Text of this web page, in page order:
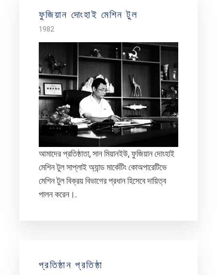
ফুজিয়ান দোংহাই মেশিন টুল
1982
আমাদের প্রতিষ্ঠাতা, সান মিয়ানইউ, ফুজিয়ান দোংহাই
মেশিন টুল সাপ্লাই অ্যান্ড মার্কেটিং কোঅপারেটিভে
মেশিন টুল বিক্রয় বিভাগের প্রধান হিসেবে দায়িত্ব
পালন করেন।.
প্রতিষ্ঠান প্রতিষ্ঠা